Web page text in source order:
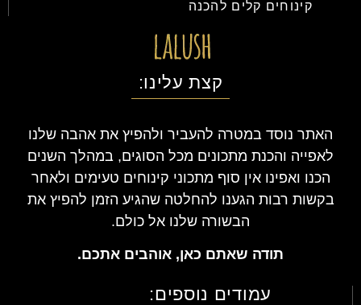
קינוחים קלים להכנה
קצת עלינו:
האתר נוסד במטרה להעביר ולהפיץ את אהבה שלנו
לאפייה והכנת מתכונים מכל הסוגים, במהלך השנים
הכנו ואפינו אין סוף מתכוני קינוחים טעימים ולאחר
בקשות רבות הגענו להחלטה שהגיע הזמן להפיץ את
הבשורה שלנו אל כולם.
תודה שאתם כאן, אוהבים אתכם.
עמודים נוספים: